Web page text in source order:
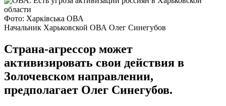
Фото: Харківська ОВА
Начальник Харьковской ОВА Олег Синегубов
Страна-агрессор может
активизировать свои действия в
Золочевском направлении,
предполагает Олег Синегубов.